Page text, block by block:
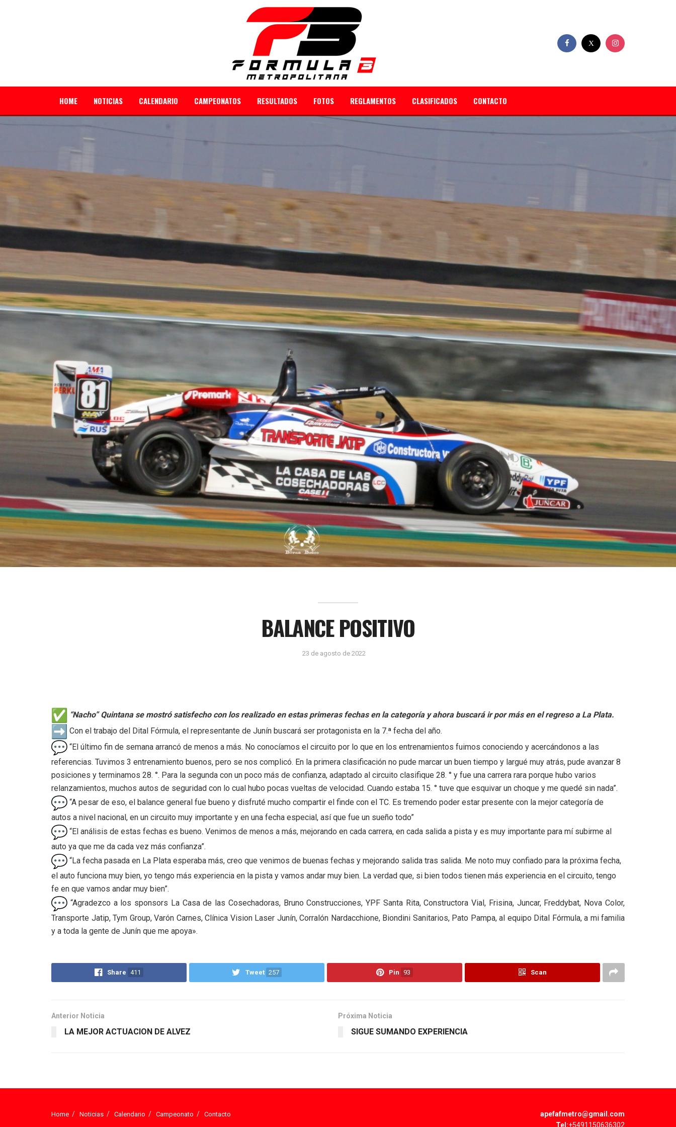
HOME NOTICIAS CALENDARIO CAMPEONATOS RESULTADOS FOTOS REGLAMENTOS CLASIFICADOS CONTACTO
BALANCE POSITIVO
23 de agosto de 2022
“Nacho”Quintanase mostró satisfecho con los realizado en estas primeras fechas en la categoría y ahora buscará ir por más en el regreso a La Plata.
Con el trabajo del Dital Fórmula, el representante de Junín buscará ser protagonista en la 7.ª fecha del año.
“El último fin de semana arrancó de menos a más. No conocíamos el circuito por lo que en los entrenamientos fuimos conociendo y acercándonos a las
referencias. Tuvimos 3 entrenamiento buenos, pero se nos complicó. En la primera clasificación no pude marcar un buen tiempo y largué muy atrás, pude avanzar 8
posiciones y terminamos 28. °. Para la segunda con un poco más de confianza, adaptado al circuito clasifique 28. ° y fue una carrera rara porque hubo varios
relanzamientos, muchos autos de seguridad con lo cual hubo pocas vueltas de velocidad. Cuando estaba 15. ° tuve que esquivar un choque y me quedé sin nada”.
“A pesar de eso, el balance general fue bueno y disfruté mucho compartir el finde con el TC. Es tremendo poder estar presente con la mejor categoría de
autos a nivel nacional, en un circuito muy importante y en una fecha especial, así que fue un sueño todo”
“El análisis de estas fechas es bueno. Venimos de menos a más, mejorando en cada carrera, en cada salida a pista y es muy importante para mí subirme al
auto ya que me da cada vez más confianza”.
“La fecha pasada en La Plata esperaba más, creo que venimos de buenas fechas y mejorando salida tras salida. Me noto muy confiado para la próxima fecha,
el auto funciona muy bien, yo tengo más experiencia en la pista y vamos andar muy bien. La verdad que, si bien todos tienen más experiencia en el circuito, tengo
fe en que vamos andar muy bien”.
“Agradezco a los sponsors La Casa de las Cosechadoras, Bruno Construcciones, YPF Santa Rita, Constructora Vial, Frisina, Juncar, Freddybat, Nova Color,
Transporte Jatip, Tym Group, Varón Carnes, Clínica Vision Laser Junín, Corralón Nardacchione, Biondini Sanitarios, Pato Pampa, al equipo Dital Fórmula, a mi familia
y a toda la gente de Junín que me apoya».
Share 411 Tweet 257 Pin 93 Scan
Anterior Noticia
LA MEJOR ACTUACION DE ALVEZ
Próxima Noticia
SIGUE SUMANDO EXPERIENCIA
Home Noticias Calendario Campeonato Contacto
apefafmetro@gmail.com
Tel:+5491150636302